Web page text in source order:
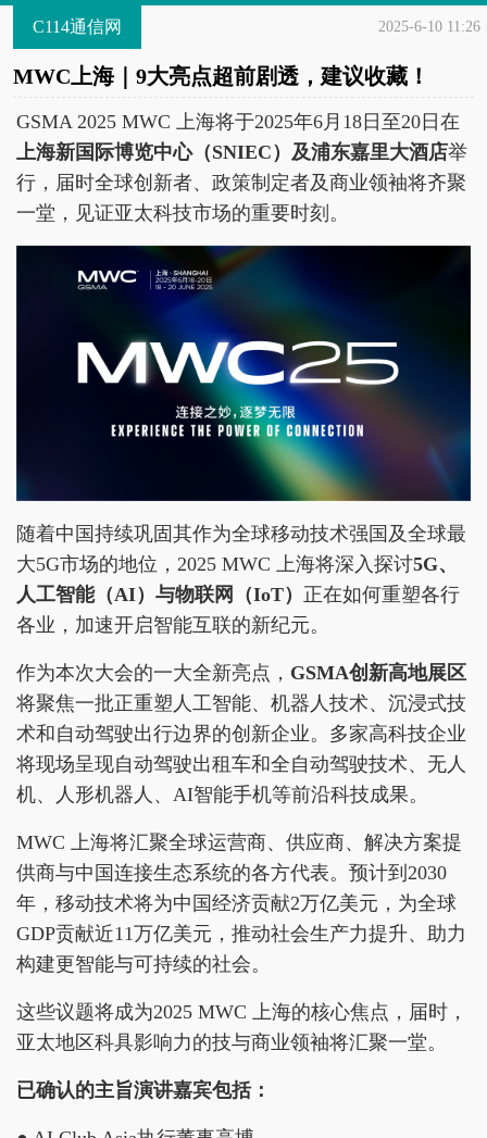
C114通信网 2025-6-10 11:26
MWC上海｜9大亮点超前剧透，建议收藏！
GSMA 2025 MWC 上海将于2025年6月18日至20日在
上海新国际博览中心（SNIEC）及浦东嘉里大酒店举
行，届时全球创新者、政策制定者及商业领袖将齐聚
一堂，见证亚太科技市场的重要时刻。
随着中国持续巩固其作为全球移动技术强国及全球最
大5G市场的地位，2025 MWC 上海将深入探讨5G、
人工智能（AI）与物联网（IoT） 正在如何重塑各行
各业，加速开启智能互联的新纪元。
作为本次大会的一大全新亮点， GSMA创新高地展区
将聚焦一批正重塑人工智能、机器人技术、沉浸式技
术和自动驾驶出行边界的创新企业。多家高科技企业
将现场呈现自动驾驶出租车和全自动驾驶技术、无人
机、人形机器人、AI智能手机等前沿科技成果。
MWC 上海将汇聚全球运营商、供应商、解决方案提
供商与中国连接生态系统的各方代表。预计到2030
年，移动技术将为中国经济贡献2万亿美元，为全球
GDP贡献近11万亿美元，推动社会生产力提升、助力
构建更智能与可持续的社会。
这些议题将成为2025 MWC 上海的核心焦点，届时，
亚太地区科具影响力的技与商业领袖将汇聚一堂。
已确认的主旨演讲嘉宾包括：